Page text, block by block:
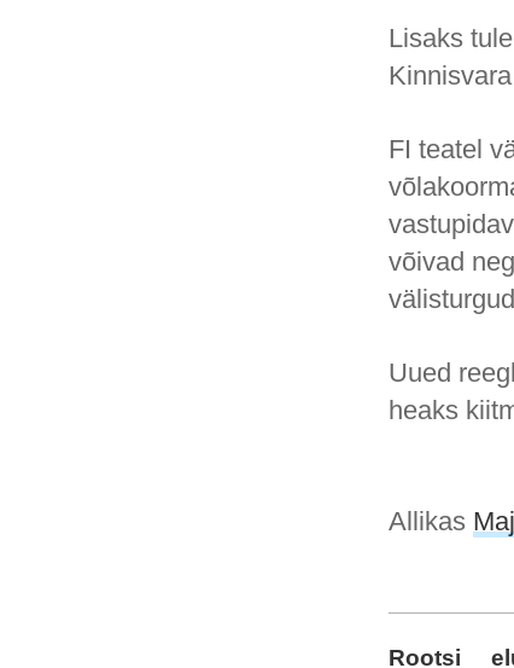
Lisaks
FI teatel
võivad
Uued
heaks
Allikas
Rootsi